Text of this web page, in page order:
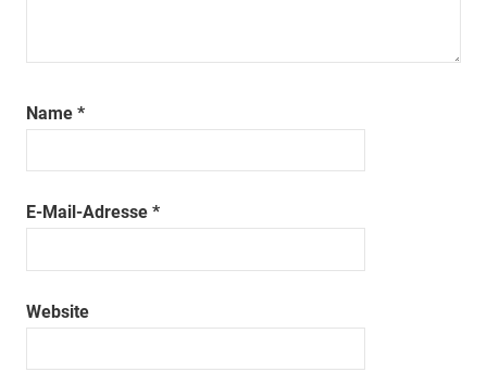
Name *
E-Mail-Adresse *
Website